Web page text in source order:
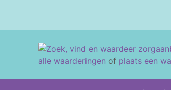
alle waarderingen of plaats een